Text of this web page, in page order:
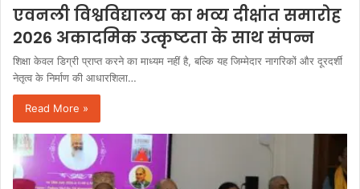
एवनली विश्वविद्यालय का भव्य दीक्षांत समारोह
2026 अकादमिक उत्कृष्टता के साथ संपन्न
शिक्षा केवल डिग्री प्राप्त करने का माध्यम नहीं है, बल्कि यह जिम्मेदार नागरिकों और दूरदर्शी
नेतृत्व के निर्माण की आधारशिला…
Read More »